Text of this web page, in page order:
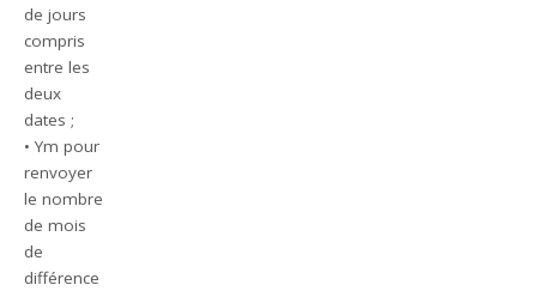
de jours
compris
entre les
deux
dates ;
• Ym pour
renvoyer
le nombre
de mois
de
différence